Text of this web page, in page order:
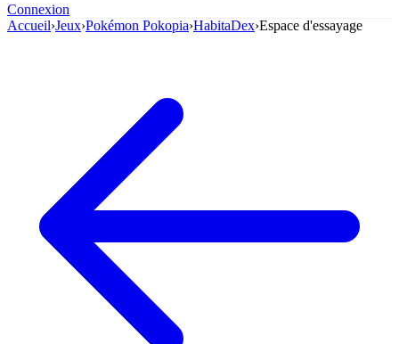
Connexion
Accueil›Jeux›Pokémon Pokopia›HabitaDex›Espace d'essayage